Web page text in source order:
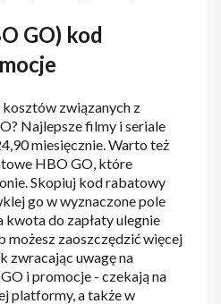
GO) kod
związanych z
Najlepsze filmy i seriale
miesięcznie. Warto też
HBO GO, które
Skopiuj kod rabatowy
go w wyznaczone pole
do zapłaty ulegnie
możesz zaoszczędzić więcej
zwracając uwagę na
i promocje - czekają na
platformy, a także w